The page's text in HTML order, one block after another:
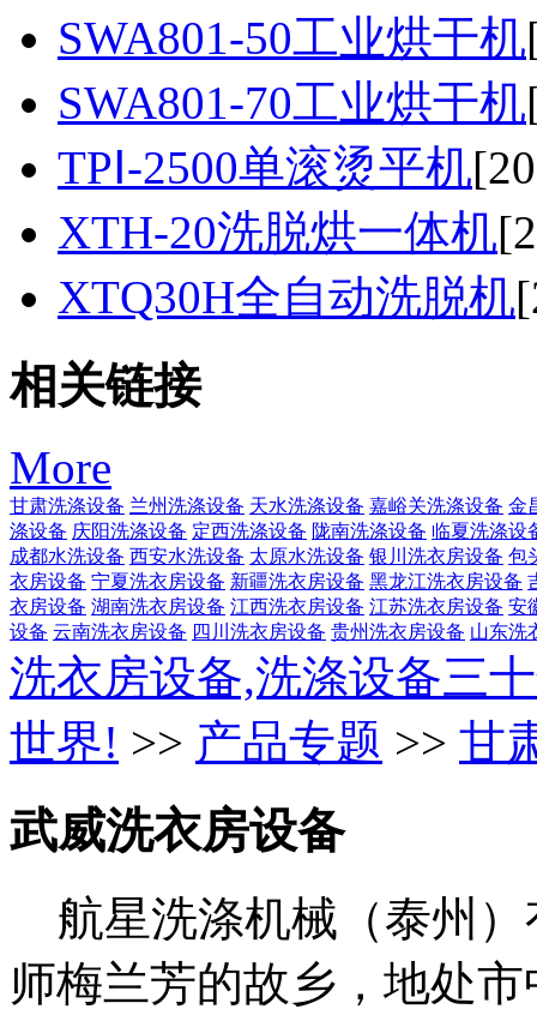
SWA801-50工业烘干机
SWA801-70工业烘干机
TPⅠ-2500单滚烫平机
XTH-20洗脱烘一体机
XTQ30H全自动洗脱机
相关链接
More
甘肃洗涤设备 兰州洗涤设备 天水洗涤设备 嘉峪关洗涤设备 金
涤设备 庆阳洗涤设备 定西洗涤设备 陇南洗涤设备 临夏洗涤设
成都水洗设备 西安水洗设备 太原水洗设备 银川洗衣房设备 包
衣房设备 宁夏洗衣房设备 新疆洗衣房设备 黑龙江洗衣房设备
衣房设备 湖南洗衣房设备 江西洗衣房设备 江苏洗衣房设备 安
设备 云南洗衣房设备 四川洗衣房设备 贵州洗衣房设备 山东洗
洗衣房设备,洗涤设备三
世界! >> 产品专题 >> 甘
武威洗衣房设备
航星洗涤机械（泰州）
师梅兰芳的故乡，地处